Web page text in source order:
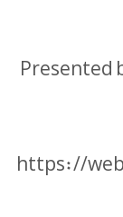
Presented
https://